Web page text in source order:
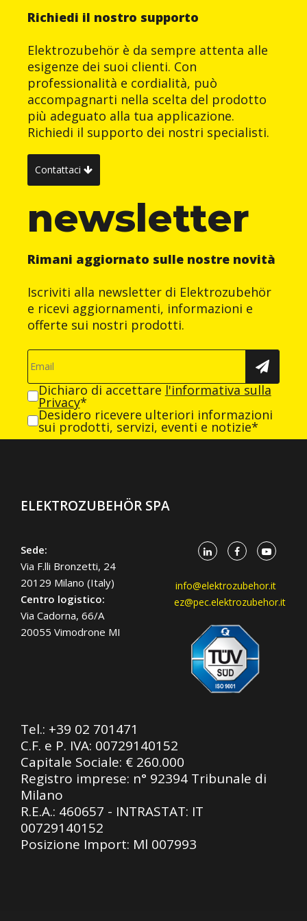
Richiedi il nostro supporto
Elektrozubehör è da sempre attenta alle
esigenze dei suoi clienti. Con
professionalità e cordialità, può
accompagnarti nella scelta del prodotto
più adeguato alla tua applicazione.
Richiedi il supporto dei nostri specialisti.
Contattaci
newsletter
Rimani aggiornato sulle nostre novità
Iscriviti alla newsletter di Elektrozubehör
e ricevi aggiornamenti, informazioni e
offerte sui nostri prodotti.
Dichiaro di accettare l'informativa sulla
Privacy*
Desidero ricevere ulteriori informazioni
sui prodotti, servizi, eventi e notizie*
ELEKTROZUBEHÖR SPA
Sede:
Via F.lli Bronzetti, 24
20129 Milano (Italy)
Centro logistico:
Via Cadorna, 66/A
20055 Vimodrone MI
info@elektrozubehor.it
ez@pec.elektrozubehor.it
Tel.: +39 02 701471
C.F. e P. IVA: 00729140152
Capitale Sociale: € 260.000
Registro imprese: n° 92394 Tribunale di
Milano
R.E.A.: 460657 - INTRASTAT: IT
00729140152
Posizione Import: Ml 007993